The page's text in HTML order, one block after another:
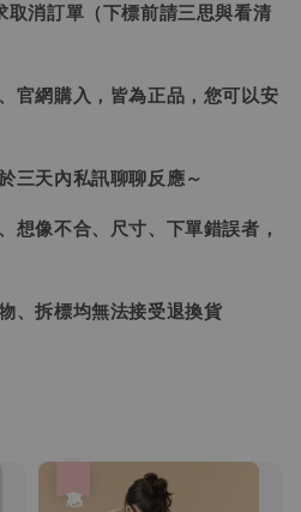
取消訂單（下標前請三思與看清
官網購入，皆為正品，您可以安
三天內私訊聊聊反應～
想像不合、尺寸、下單錯誤者，
、拆標均無法接受退換貨